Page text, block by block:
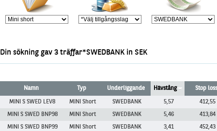
Din sökning gav 3 träffar*SWEDBANK in SEK
Namn Typ Underliggande Hävstång Stop loss
MINI S SWED LEV8 MINI Short SWEDBANK 5,57 412,55
MINI S SWED BNP98 MINI Short SWEDBANK 5,46 413,84
MINI S SWED BNP99 MINI Short SWEDBANK 3,41 452,43